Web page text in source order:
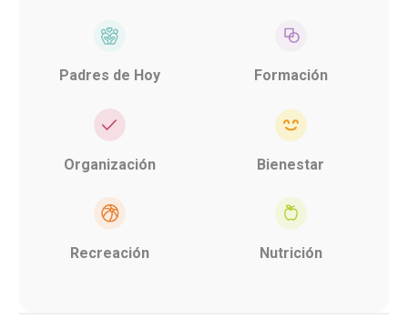
Padres de Hoy Formación
Organización Bienestar
Recreación Nutrición